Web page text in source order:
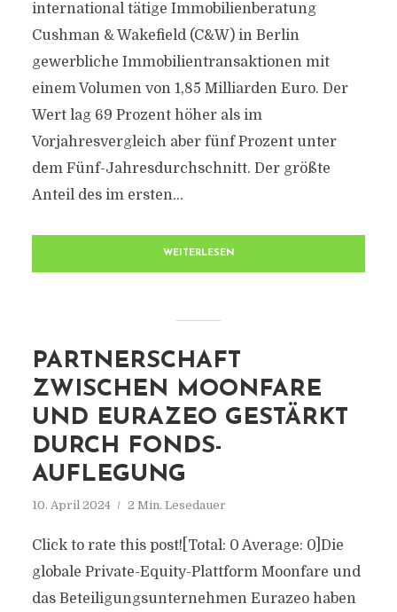
international tätige Immobilienberatung
Cushman & Wakefield (C&W) in Berlin
gewerbliche Immobilientransaktionen mit
einem Volumen von 1,85 Milliarden Euro. Der
Wert lag 69 Prozent höher als im
Vorjahresvergleich aber fünf Prozent unter
dem Fünf-Jahresdurchschnitt. Der größte
Anteil des im ersten...
WEITERLESEN
PARTNERSCHAFT
ZWISCHEN MOONFARE
UND EURAZEO GESTÄRKT
DURCH FONDS-
AUFLEGUNG
10. April 2024 2 Min. Lesedauer
Click to rate this post![Total: 0 Average: 0]Die
globale Private-Equity-Plattform Moonfare und
das Beteiligungsunternehmen Eurazeo haben